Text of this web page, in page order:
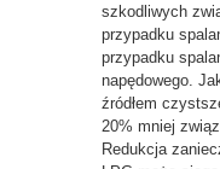
szkodliwych
przypadku
przypadku
napędowego.
źródłem
20% mniej
Redukcja